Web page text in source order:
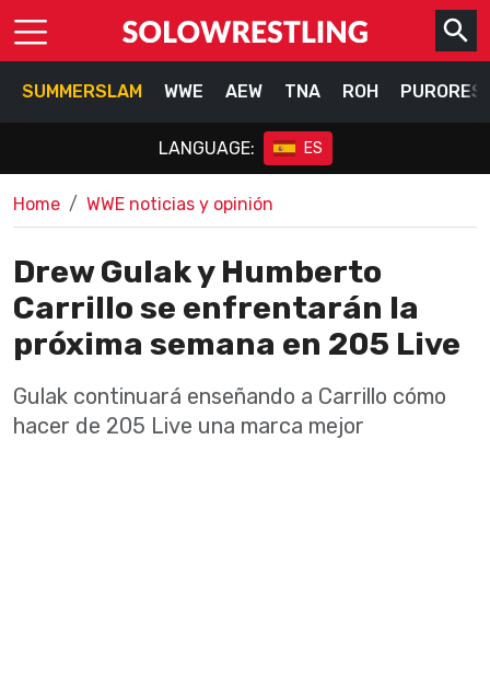
SUMMERSLAM WWE AEW TNA ROH
LANGUAGE: ES
Home WWE noticias y opinión
Drew Gulak y Humberto
Carrillo se enfrentarán la
próxima semana en 205 Live
Gulak continuará enseñando a Carrillo cómo
hacer de 205 Live una marca mejor